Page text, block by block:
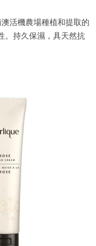
活機農場種植和提取的
。持久保濕，具天然抗